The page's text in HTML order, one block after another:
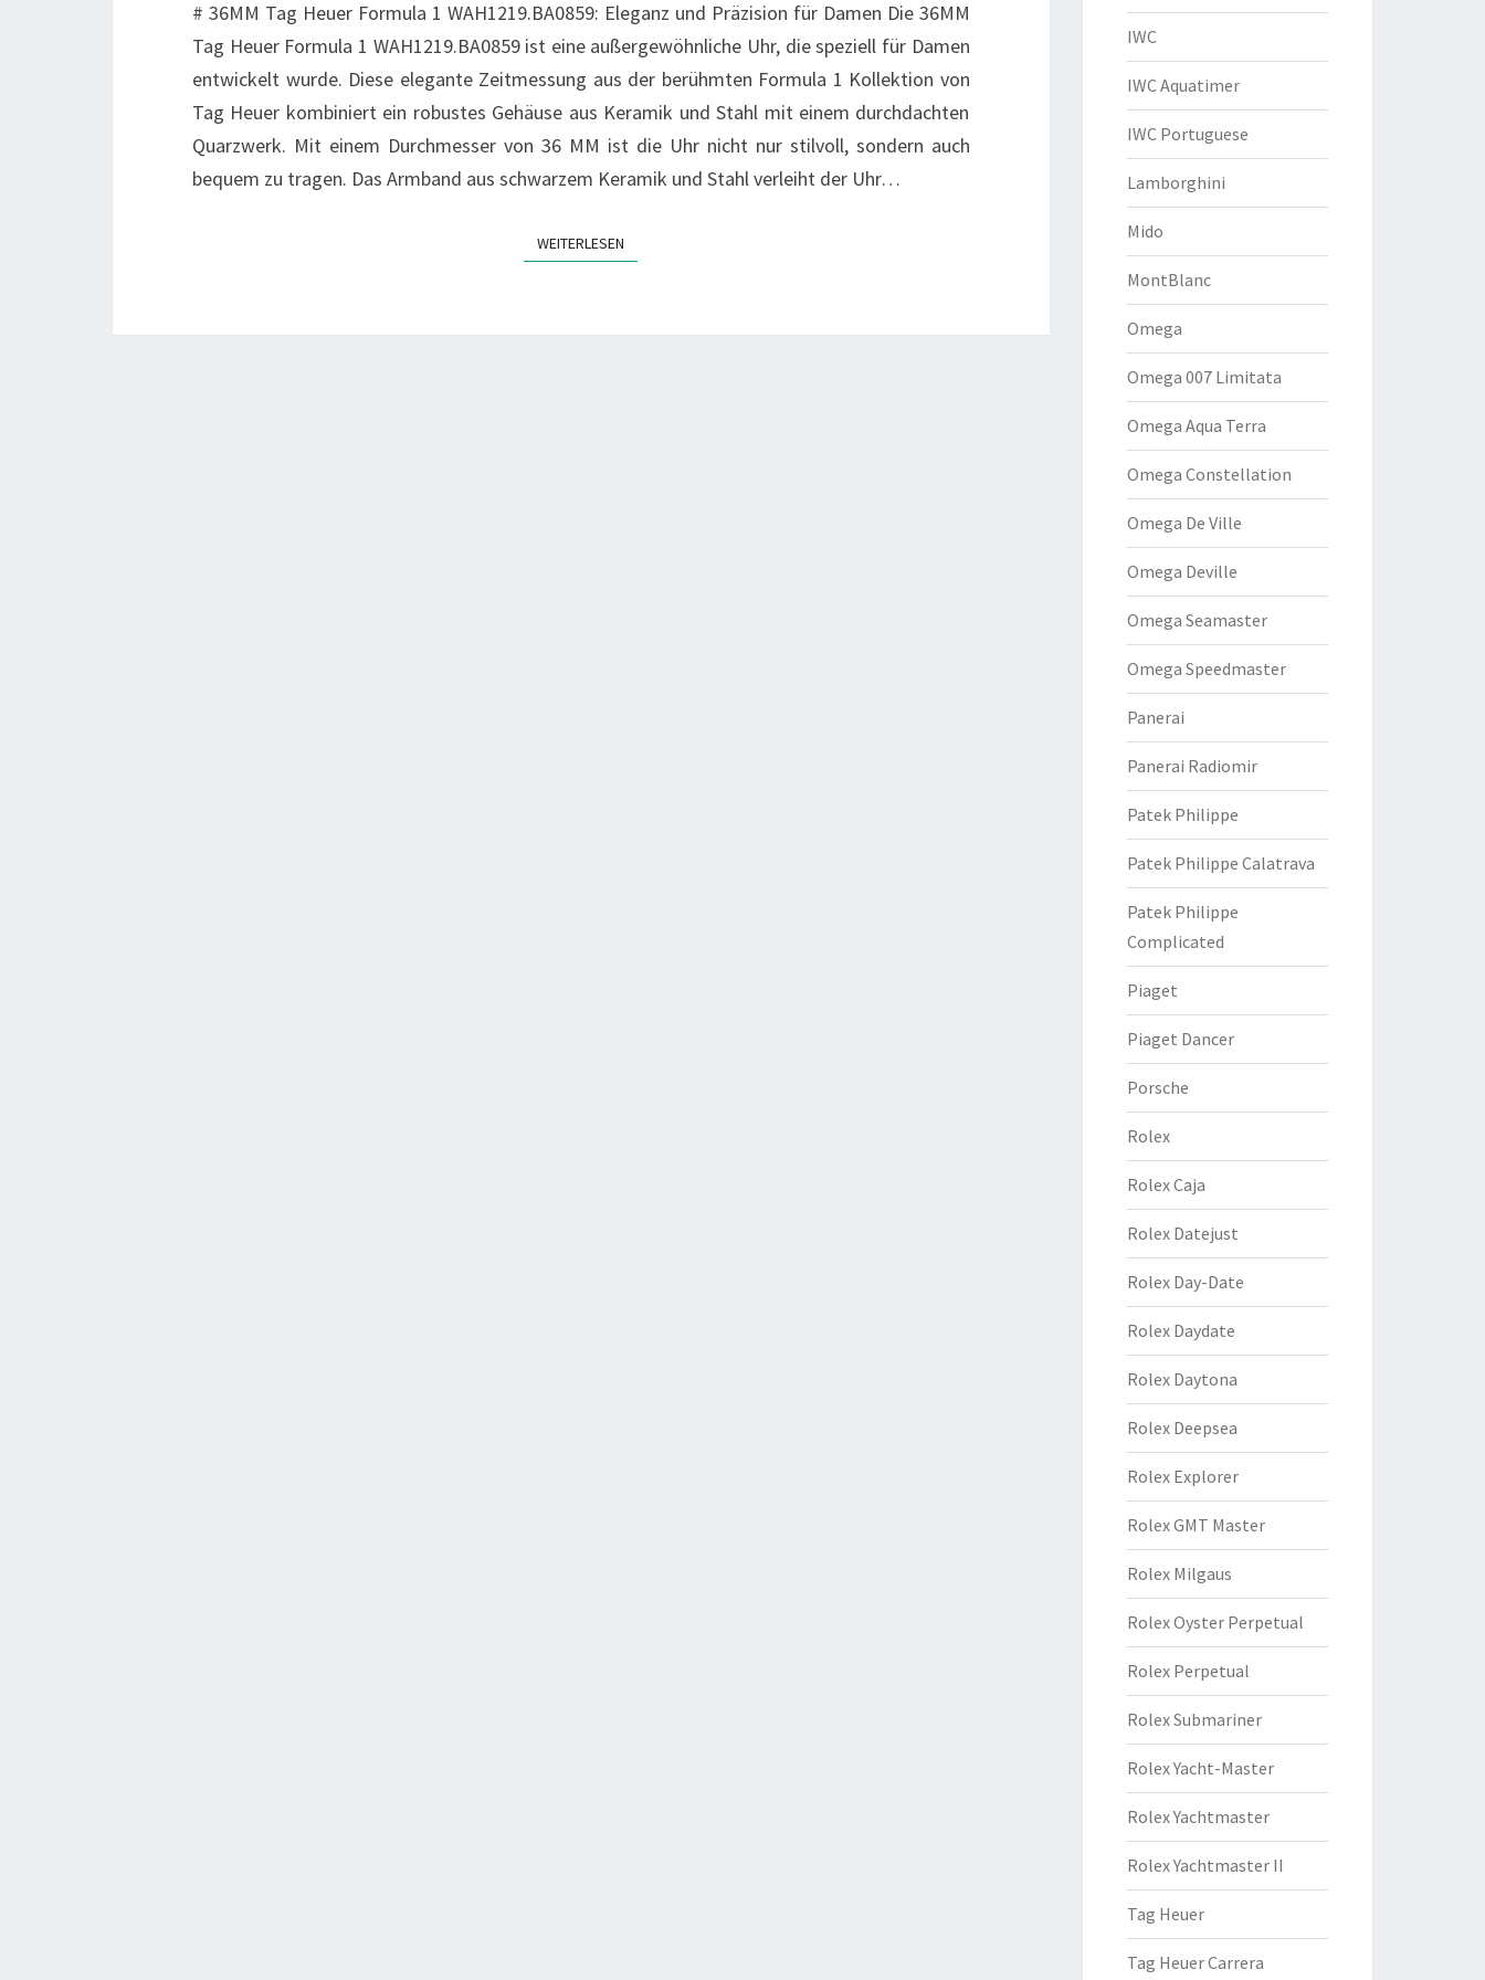
# 36MM Tag Heuer Formula 1 WAH1219.BA0859: Eleganz und Präzision für Damen Die 36MM
Tag Heuer Formula 1 WAH1219.BA0859 ist eine außergewöhnliche Uhr, die speziell für Damen
entwickelt wurde. Diese elegante Zeitmessung aus der berühmten Formula 1 Kollektion von
Tag Heuer kombiniert ein robustes Gehäuse aus Keramik und Stahl mit einem durchdachten
Quarzwerk. Mit einem Durchmesser von 36 MM ist die Uhr nicht nur stilvoll, sondern auch
bequem zu tragen. Das Armband aus schwarzem Keramik und Stahl verleiht der Uhr…
WEITERLESEN
IWC
IWC Aquatimer
IWC Portuguese
Lamborghini
Mido
MontBlanc
Omega
Omega 007 Limitata
Omega Aqua Terra
Omega Constellation
Omega De Ville
Omega Deville
Omega Seamaster
Omega Speedmaster
Panerai
Panerai Radiomir
Patek Philippe
Patek Philippe Calatrava
Patek Philippe
Complicated
Piaget
Piaget Dancer
Porsche
Rolex
Rolex Caja
Rolex Datejust
Rolex Day-Date
Rolex Daydate
Rolex Daytona
Rolex Deepsea
Rolex Explorer
Rolex GMT Master
Rolex Milgaus
Rolex Oyster Perpetual
Rolex Perpetual
Rolex Submariner
Rolex Yacht-Master
Rolex Yachtmaster
Rolex Yachtmaster II
Tag Heuer
Tag Heuer Carrera